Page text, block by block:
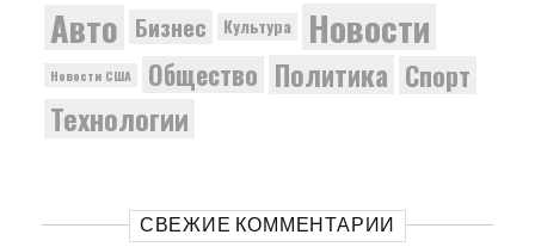
Авто Бизнес Культура Новости
Новости США Общество Политика Спорт
Технологии
СВЕЖИЕ КОММЕНТАРИИ